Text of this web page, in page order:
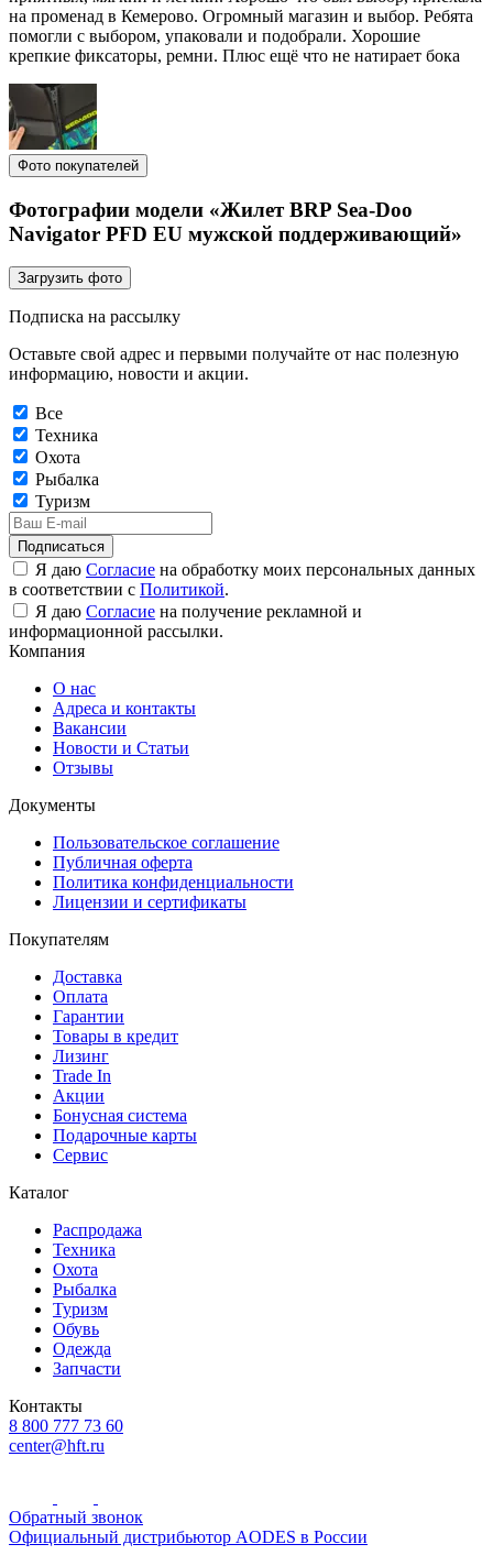
на променад в Кемерово. Огромный магазин и выбор. Ребята
помогли с выбором, упаковали и подобрали. Хорошие
крепкие фиксаторы, ремни. Плюс ещё что не натирает бока
Фото покупателей
Фотографии модели «Жилет BRP Sea-Doo
Navigator PFD EU мужской поддерживающий»
Загрузить фото
Подписка на рассылку
Оставьте свой адрес и первыми получайте от нас полезную
информацию, новости и акции.
Все
Техника
Охота
Рыбалка
Туризм
Подписаться
Я даю Согласие на обработку моих персональных данных
в соответствии с Политикой.
Я даю Согласие на получение рекламной и
информационной рассылки.
Компания
О нас
Адреса и контакты
Вакансии
Новости и Статьи
Отзывы
Документы
Пользовательское соглашение
Публичная оферта
Политика конфиденциальности
Лицензии и сертификаты
Покупателям
Доставка
Оплата
Гарантии
Товары в кредит
Лизинг
Trade In
Акции
Бонусная система
Подарочные карты
Сервис
Каталог
Распродажа
Техника
Охота
Рыбалка
Туризм
Обувь
Одежда
Запчасти
Контакты
8 800 777 73 60
center@hft.ru
Обратный звонок
Официальный дистрибьютор AODES в России